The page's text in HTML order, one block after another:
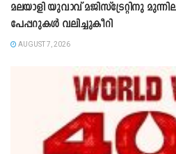
മലയാളി യുവാവ് മജിസ്ട്രേറ്റിനു
പേപ്പറുകൾ വലിച്ചുകീറി
AUGUST 7, 2026